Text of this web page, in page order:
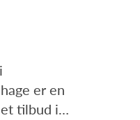
er en
et tilbud i…